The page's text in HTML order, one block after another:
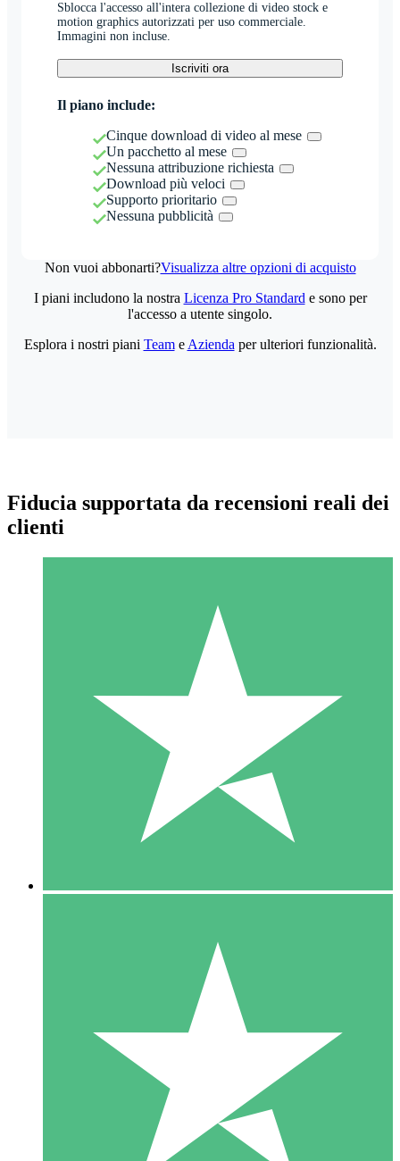
Sblocca l'accesso all'intera collezione di video stock e
motion graphics autorizzati per uso commerciale.
Immagini non incluse.
Iscriviti ora
Il piano include:
Cinque download di video al mese
Un pacchetto al mese
Nessuna attribuzione richiesta
Download più veloci
Supporto prioritario
Nessuna pubblicità
Non vuoi abbonarti?Visualizza altre opzioni di acquisto
Pacchetti di Crediti Individuali
Paga a consumo con crediti di download. Nessun impegno
1 Download
10
US$1500
10 Download
20
I piani includono la nostra Licenza Pro Standard e sono per
l'accesso a utente singolo.
Esplora i nostri piani Teame Azienda per ulteriori funzionalità.
Fiducia supportata da recensioni reali dei
clienti